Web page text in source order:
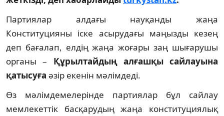
Партиялар алдағы науқанды жаңа
Конституцияны іске асырудағы маңызды кезең
деп бағалап, елдің жаңа жоғары заң шығарушы
органы – Құрылтайдың алғашқы сайлауына
қатысуға әзір екенін мәлімдеді.
Өз мәлімдемелерінде партиялар бұл сайлау
мемлекеттік басқарудың жаңа конституциялық